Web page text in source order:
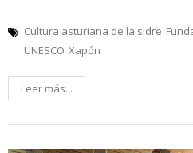
Cultura asturiana de la sidre
UNESCO Xapón
Leer más...